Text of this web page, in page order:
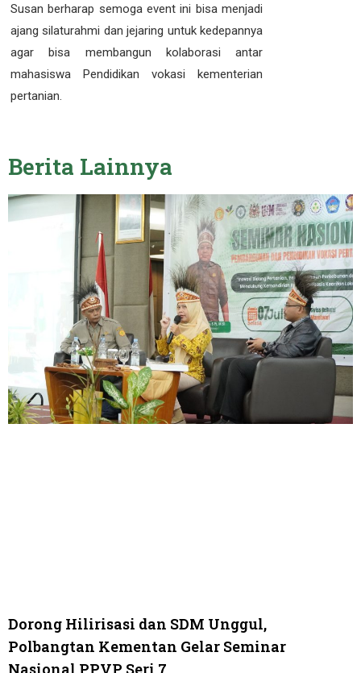
Susan berharap semoga event ini bisa menjadi
ajang silaturahmi dan jejaring untuk kedepannya
agar bisa membangun kolaborasi antar
mahasiswa Pendidikan vokasi kementerian
pertanian.
Berita Lainnya
Dorong Hilirisasi dan SDM Unggul,
Polbangtan Kementan Gelar Seminar
Nasional PPVP Seri 7